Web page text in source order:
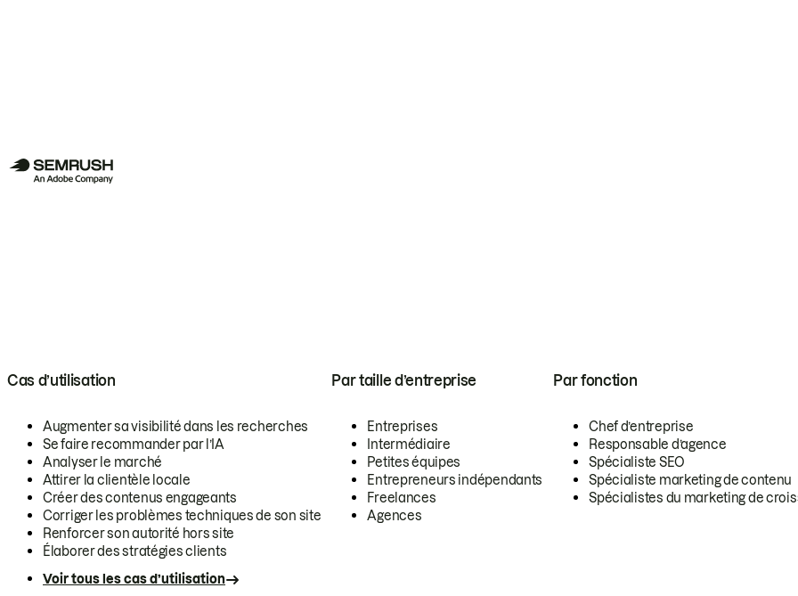
Cas d’utilisation
Augmenter sa visibilité dans les recherches
Se faire recommander par l’IA
Analyser le marché
Attirer la clientèle locale
Créer des contenus engageants
Corriger les problèmes techniques de son site
Renforcer son autorité hors site
Élaborer des stratégies clients
Voir tous les cas d’utilisation
Par taille d’entreprise
Entreprises
Intermédiaire
Petites équipes
Entrepreneurs indépendants
Freelances
Agences
Par fonction
Chef d’entreprise
Responsable d’agence
Spécialiste SEO
Spécialiste marketing de contenu
Spécialistes du marketing de